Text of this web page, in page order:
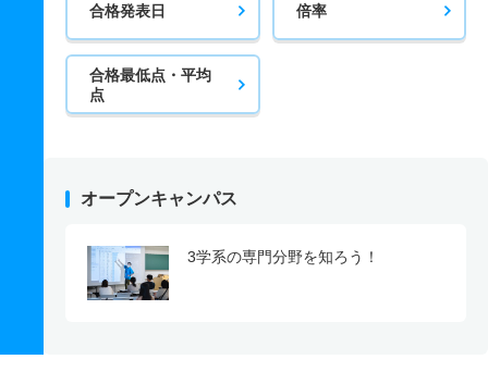
合格発表日 倍率
合格最低点・平均
点
オープンキャンパス
3学系の専門分野を知ろう！